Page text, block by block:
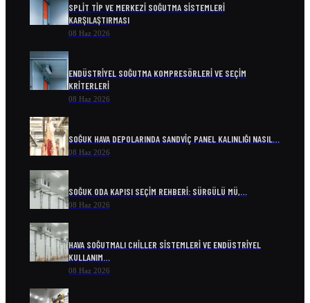
SPLIT TIP VE MERKEZI SOĞUTMA SISTEMLERI
KARŞILAŞTIRMASI
08 Haz 2026
ENDÜSTRIYEL SOĞUTMA KOMPRESÖRLERI VE SEÇIM
KRITERLERI
08 Haz 2026
SOĞUK HAVA DEPOLARINDA SANDVIÇ PANEL KALINLIĞI NASIL…
08 Haz 2026
SOĞUK ODA KAPISI SEÇIM REHBERI: SÜRGÜLÜ MÜ,…
08 Haz 2026
HAVA SOĞUTMALI CHILLER SISTEMLERI VE ENDÜSTRIYEL
KULLANIM…
08 Haz 2026